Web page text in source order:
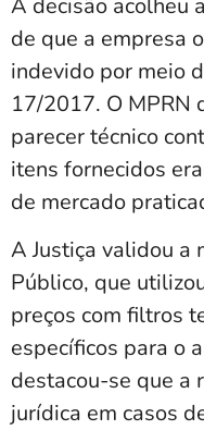
de que a empresa
indevido por meio
17/2017. O MPRN
parecer técnico
itens fornecidos
de mercado
A Justiça validou
Público, que
preços com filtros
específicos para o
destacou-se que a
jurídica em casos